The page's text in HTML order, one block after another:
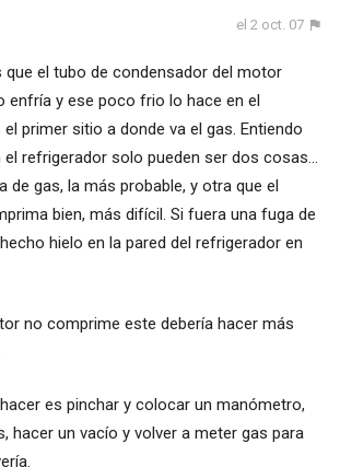
el 2 oct. 07
que el tubo de condensador del motor
enfría y ese poco frio lo hace en el
primer sitio a donde va el gas. Entiendo
refrigerador solo pueden ser dos cosas...
de gas, la más probable, y otra que el
bien, más difícil. Si fuera una fuga de
hielo en la pared del refrigerador en
no comprime este debería hacer más
es pinchar y colocar un manómetro,
hacer un vacío y volver a meter gas para